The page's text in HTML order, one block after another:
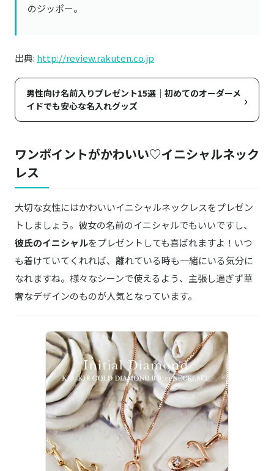
のジッポー。
出典: http://review.rakuten.co.jp
男性向け名前入りプレゼント15選｜初めてのオーダーメ
イドでも安心な名入れグッズ
›
ワンポイントがかわいい♡イニシャルネック
レス
大切な女性にはかわいいイニシャルネックレスをプレゼン
トしましょう。彼女の名前のイニシャルでもいいですし、
彼氏のイニシャルをプレゼントしても喜ばれますよ！いつ
も着けていてくれれば、離れている時も一緒にいる気分に
なれますね。様々なシーンで使えるよう、主張し過ぎず華
奢なデザインのものが人気となっています。